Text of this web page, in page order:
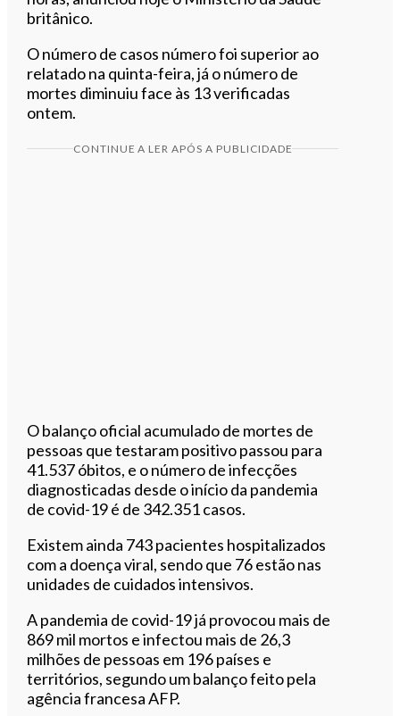
britânico.
O número de casos número foi superior ao
relatado na quinta-feira, já o número de
mortes diminuiu face às 13 verificadas
ontem.
CONTINUE A LER APÓS A PUBLICIDADE
O balanço oficial acumulado de mortes de
pessoas que testaram positivo passou para
41.537 óbitos, e o número de infecções
diagnosticadas desde o início da pandemia
de covid-19 é de 342.351 casos.
Existem ainda 743 pacientes hospitalizados
com a doença viral, sendo que 76 estão nas
unidades de cuidados intensivos.
A pandemia de covid-19 já provocou mais de
869 mil mortos e infectou mais de 26,3
milhões de pessoas em 196 países e
territórios, segundo um balanço feito pela
agência francesa AFP.